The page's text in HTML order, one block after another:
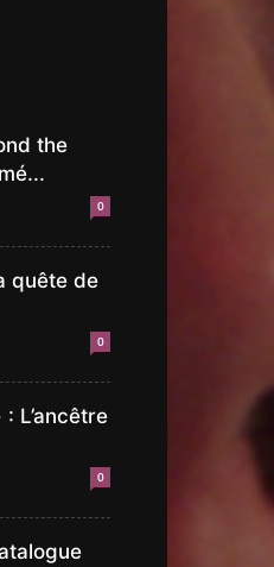
the
0
quête de
0
L’ancêtre
0